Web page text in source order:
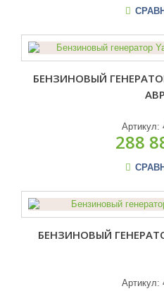
БЕНЗИНОВЫЙ ГЕНЕРАТОР
АВР
Артикул:
288
БЕНЗИНОВЫЙ
Артикул: